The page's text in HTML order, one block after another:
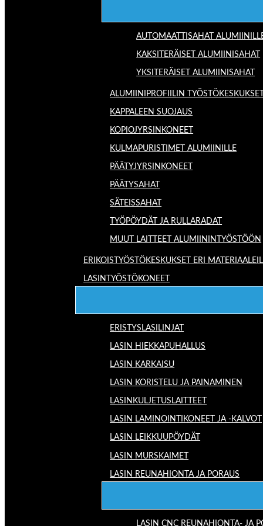
AUTOMAATTISAHAT
KAKSITERÄISET ALUMIINISAHAT
YKSITERÄISET ALUMIINISAHAT
ALUMIINIPROFIILIN TYÖSTÖKESKUKSET
KAPPALEEN SUOJAUS
KOPIOJYRSINKONEET
KULMAPURISTIMET ALUMIINILLE
PÄÄTYJYRSINKONEET
PÄÄTYSAHAT
SÄTEISSAHAT
TYÖPÖYDÄT JA RULLARADAT
MUUT LAITTEET ALUMIININTYÖSTÖÖN
ERIKOISTYÖSTÖKESKUKSET ERI
LASINTYÖSTÖKONEET
ERISTYSLASILINJAT
LASIN HIEKKAPUHALLUS
LASIN KARKAISU
LASIN KORISTELU JA PAINAMINEN
LASINKULJETUSLAITTEET
LASIN LAMINOINTIKONEET JA -KALVOT
LASIN LEIKKUUPÖYDÄT
LASIN MURSKAIMET
LASIN REUNAHIONTA JA PORAUS
LASIN CNC REUNAHIONTA- JA